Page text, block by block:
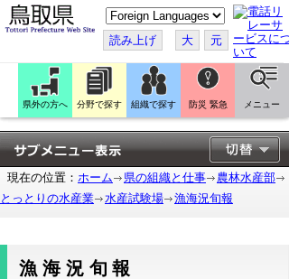
こ
の
ペ
ー
ジ
翻
訳
す
る
読み上げ 大 元
県外の方へ 分野で探す 組織で探す 防災 緊急 メニュー
現在の位置： ホーム 県の組織と仕事
農林水産部
とっとりの水産業
水産試験場 漁海況旬報
漁海況旬報